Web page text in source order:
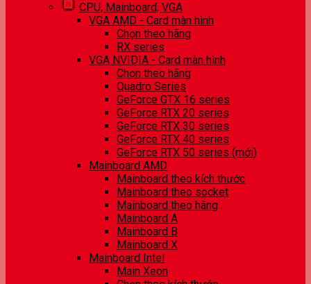
CPU, Mainboard, VGA
VGA AMD - Card màn hình
Chọn theo hãng
RX series
VGA NVIDIA - Card màn hình
Chọn theo hãng
Quadro Series
GeForce GTX 16 series
GeForce RTX 20 series
GeForce RTX 30 series
GeForce RTX 40 series
GeForce RTX 50 series (mới)
Mainboard AMD
Mainboard theo kích thước
Mainboard theo socket
Mainboard theo hãng
Mainboard A
Mainboard B
Mainboard X
Mainboard Intel
Main Xeon